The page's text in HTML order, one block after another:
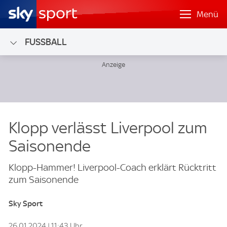
Menü
FUSSBALL
Klopp verlässt Liverpool zum
Saisonende
Klopp-Hammer! Liverpool-Coach erklärt Rücktritt
zum Saisonende
Sky Sport